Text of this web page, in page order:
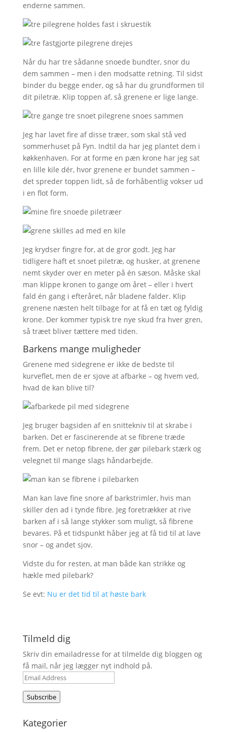
enderne sammen.
Når du har tre sådanne snoede bundter, snor du
dem sammen – men i den modsatte retning. Til sidst
binder du begge ender, og så har du grundformen til
dit piletræ. Klip toppen af, så grenene er lige lange.
Jeg har lavet fire af disse træer, som skal stå ved
sommerhuset på Fyn. Indtil da har jeg plantet dem i
køkkenhaven. For at forme en pæn krone har jeg sat
en lille kile dér, hvor grenene er bundet sammen –
det spreder toppen lidt, så de forhåbentlig vokser ud
i en flot form.
Jeg krydser fingre for, at de gror godt. Jeg har
tidligere haft et snoet piletræ, og husker, at grenene
nemt skyder over en meter på én sæson. Måske skal
man klippe kronen to gange om året – eller i hvert
fald én gang i efteråret, når bladene falder. Klip
grenene næsten helt tilbage for at få en tæt og fyldig
krone. Der kommer typisk tre nye skud fra hver gren,
så træet bliver tættere med tiden.
Barkens mange muligheder
Grenene med sidegrene er ikke de bedste til
kurveflet, men de er sjove at afbarke – og hvem ved,
hvad de kan blive til?
Jeg bruger bagsiden af en snittekniv til at skrabe i
barken. Det er fascinerende at se fibrene træde
frem. Det er netop fibrene, der gør pilebark stærk og
velegnet til mange slags håndarbejde.
Man kan lave fine snore af barkstrimler, hvis man
skiller den ad i tynde fibre. Jeg foretrækker at rive
barken af i så lange stykker som muligt, så fibrene
bevares. På et tidspunkt håber jeg at få tid til at lave
snor – og andet sjov.
Vidste du for resten, at man både kan strikke og
hækle med pilebark?
Se evt: Nu er det tid til at høste bark
Tilmeld dig
Skriv din emailadresse for at tilmelde dig bloggen og
få mail, når jeg lægger nyt indhold på.
Email
Address
Subscribe
Kategorier